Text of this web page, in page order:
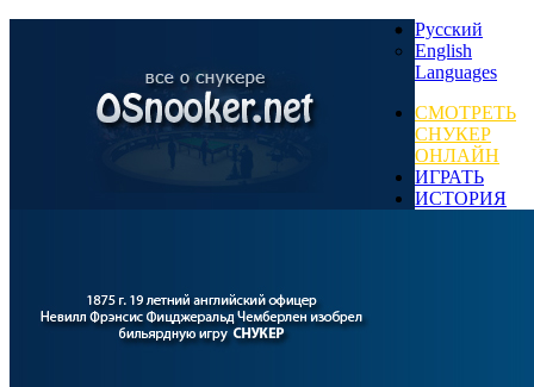
Русский
English
Languages
СМОТРЕТЬ
СНУКЕР
ОНЛАЙН
ИГРАТЬ
ИСТОРИЯ